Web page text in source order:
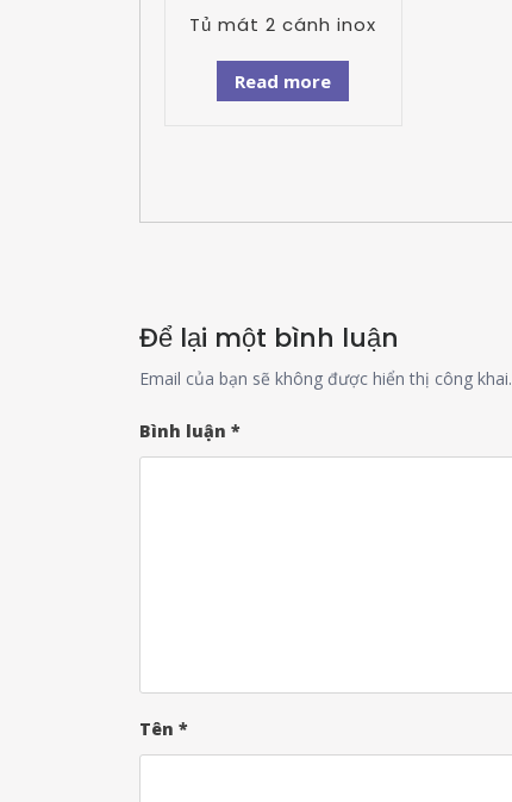
Tủ mát 2 cánh inox
Read more
Để lại một bình luận
Email của bạn sẽ không được hiển thị công khai.
Bình luận *
Tên *